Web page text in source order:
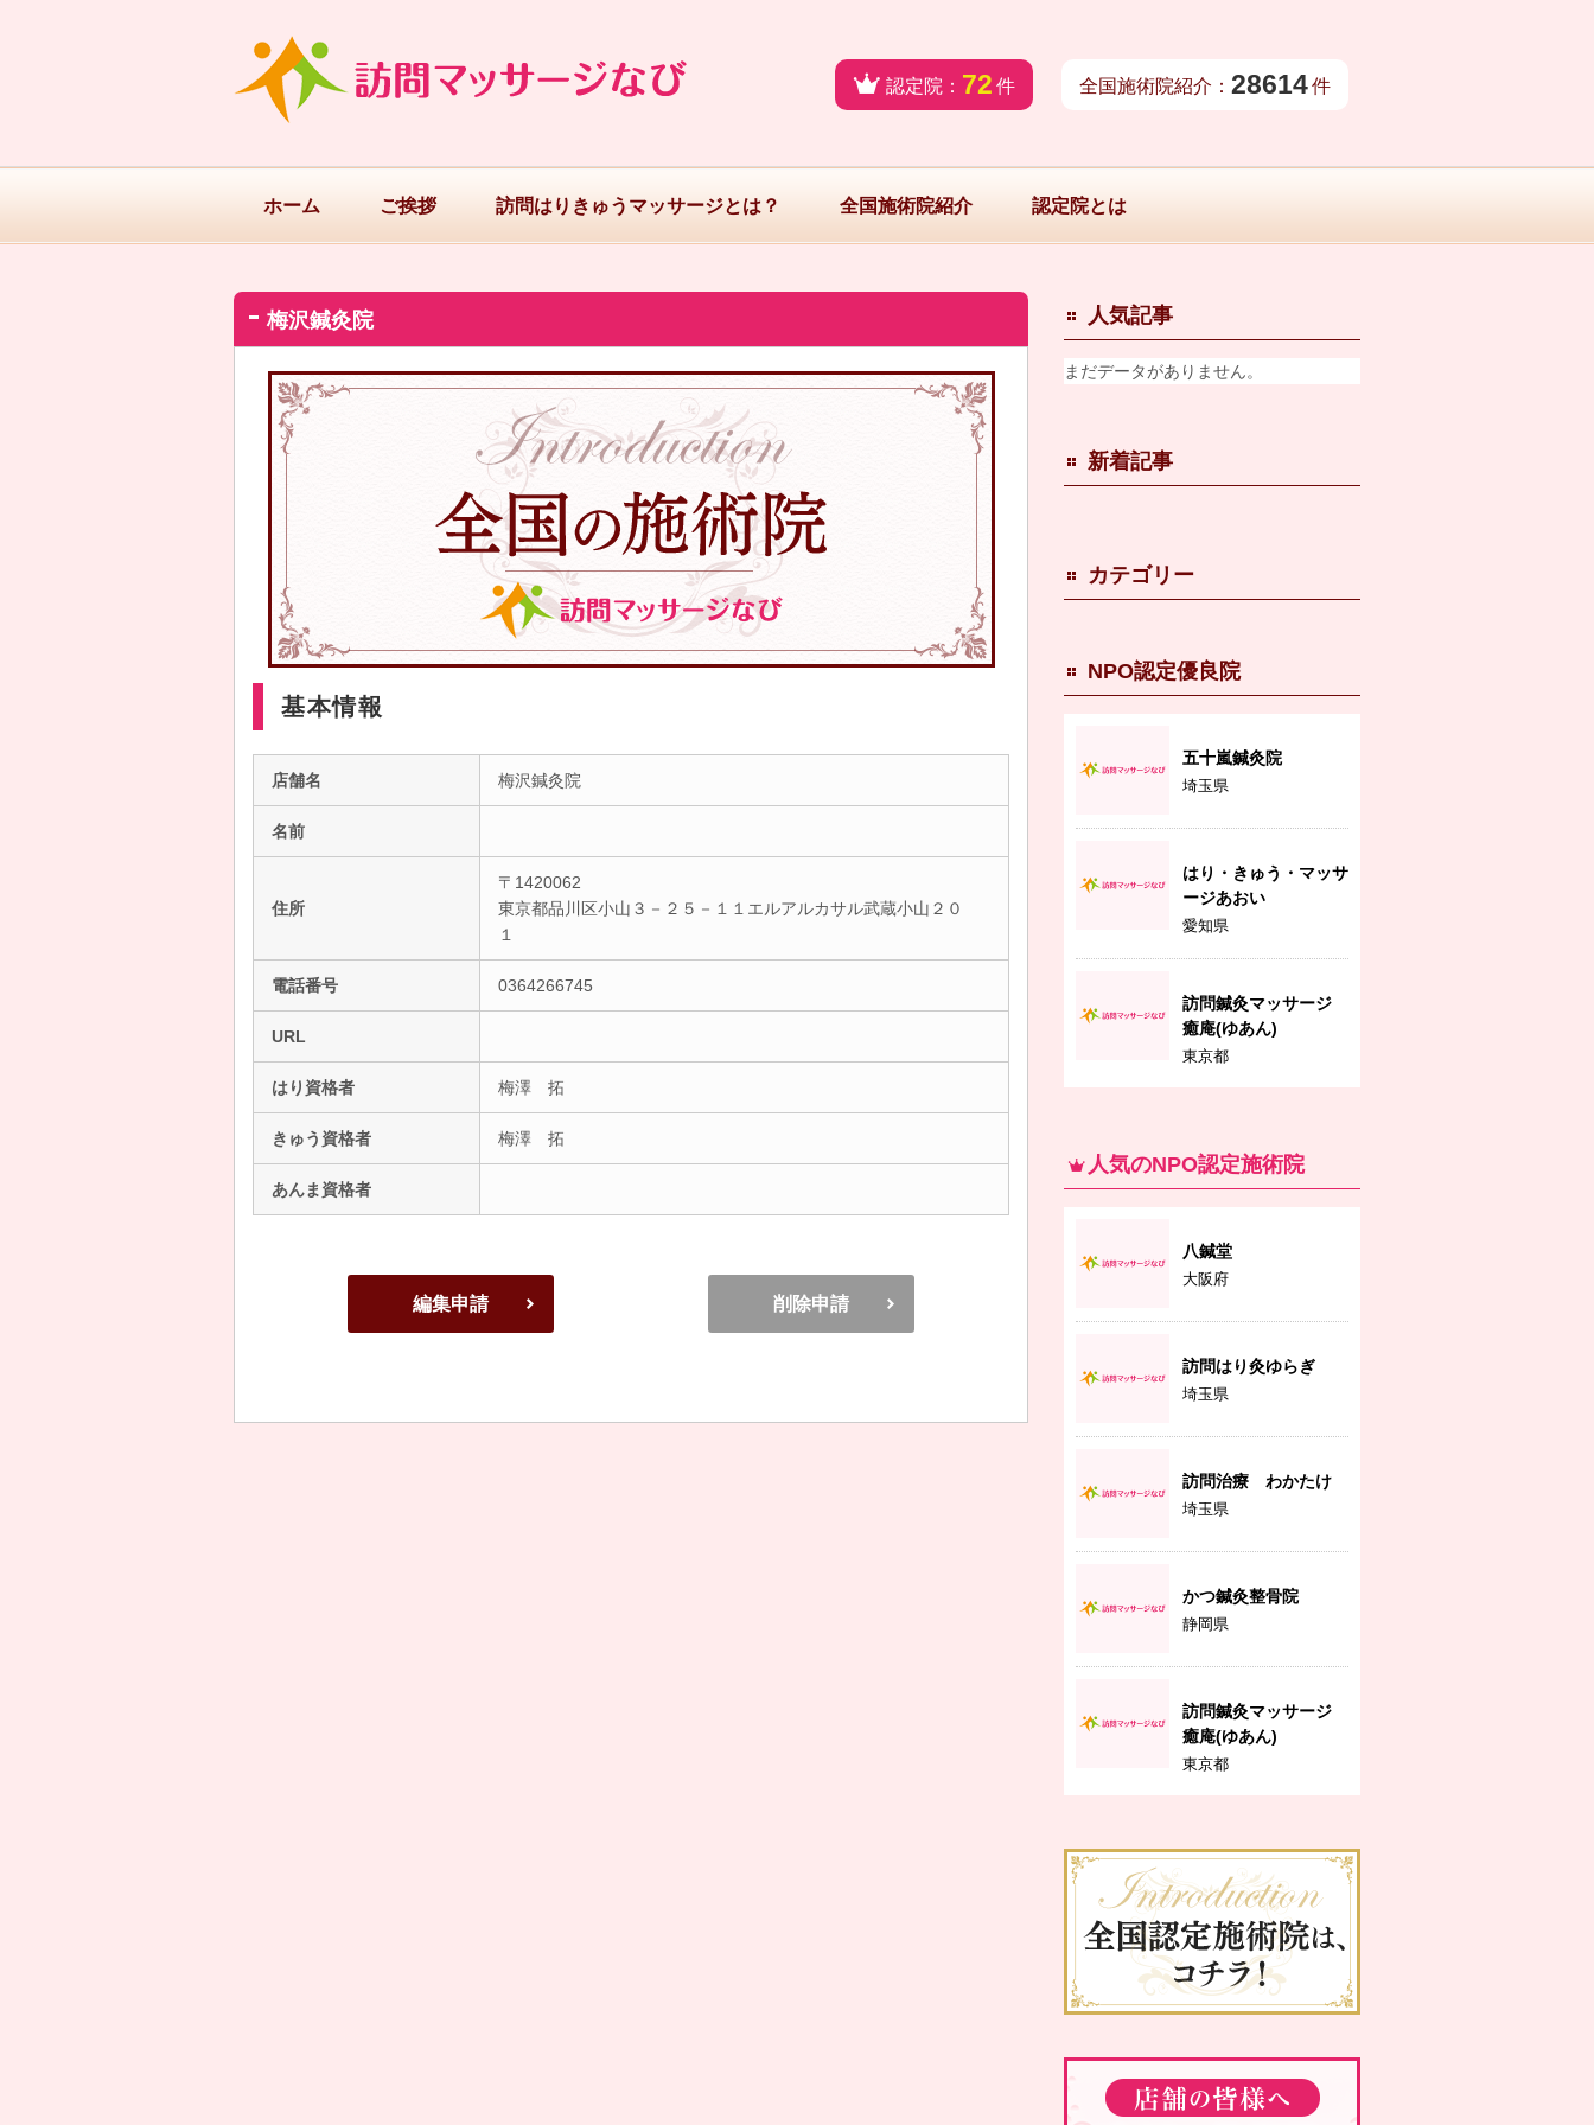
認定院： 72 件 全国施術院紹介： 28614件
ホーム ご挨拶 訪問はりきゅうマッサージとは？ 全国施術院紹介 認定院とは
梅沢鍼灸院
基本情報
店舗名 梅沢鍼灸院
名前
住所
〒1420062
東京都品川区小山３－２５－１１エルアルカサル武蔵小山２０
１
電話番号 0364266745
URL
はり資格者 梅澤 拓
きゅう資格者 梅澤 拓
あんま資格者
編集申請 削除申請
人気記事
まだデータがありません。
新着記事
カテゴリー
NPO認定優良院
五十嵐鍼灸院
埼玉県
はり・きゅう・マッサ
ージあおい
愛知県
訪問鍼灸マッサージ
癒庵(ゆあん)
東京都
人気のNPO認定施術院
八鍼堂
大阪府
訪問はり灸ゆらぎ
埼玉県
訪問治療 わかたけ
埼玉県
かつ鍼灸整骨院
静岡県
訪問鍼灸マッサージ
癒庵(ゆあん)
東京都